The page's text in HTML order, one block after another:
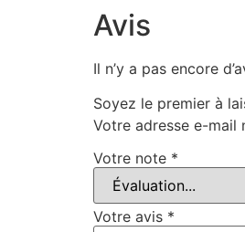
Avis
Il n’y a pas encore
Soyez le premier à
Votre adresse e-mail
Votre note *
Votre avis *